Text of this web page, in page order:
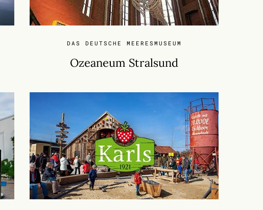
DAS DEUTSCHE MEERESMUSEUM
Ozeaneum Stralsund